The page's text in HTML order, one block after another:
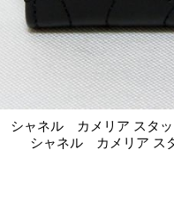
シャネル カメリア スタ
シャネル カメリア ス